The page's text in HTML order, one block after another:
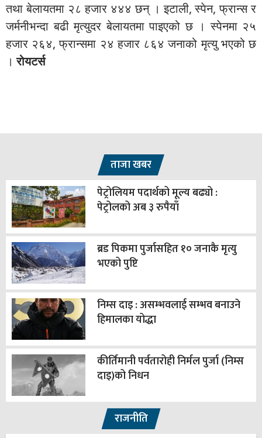
तथा बेलायतमा २८ हजार ४४४ छन् । इटाली, स्पेन, फ्रान्स र
जर्मनीभन्दा बढी मृत्युदर बेलायतमा पाइएको छ । स्पेनमा २५
हजार २६४, फ्रान्समा २४ हजार ८६४ जनाको मृत्यु भएको छ
।रोयटर्स
ताजा खबर
पेट्रोलियम पदार्थको मूल्य बढ्यो :
पेट्रोलको अब ३ रुपैयाँ
ब्रड पिकमा पुर्जासहित १० जनाकै मृत्यु
भएको पुष्टि
निम्स दाइ : असम्भवलाई सम्भव बनाउने
हिमालका योद्धा
कीर्तिमानी पर्वतारोही निर्मल पुर्जा (निम्स
दाइ)को निधन
राजनीति